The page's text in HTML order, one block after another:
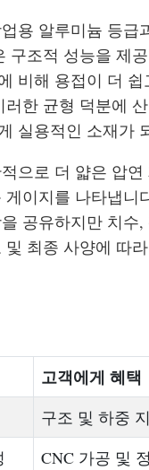
용 알루미늄 등급
구조적 성능을 제
비해 용접이 더
러한 균형 덕분에
실용적인 소재가
으로 더 얇은 압
게이지를 나타냅니
공유하지만 치수
및 최종 사양에 따
고객에게 혜택
구조 및 하중
CNC 가공 및